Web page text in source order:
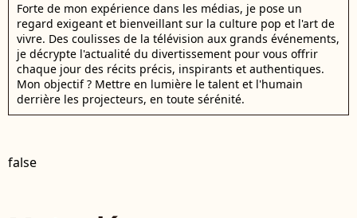
Forte de mon expérience dans les médias, je pose un
regard exigeant et bienveillant sur la culture pop et l'art de
vivre. Des coulisses de la télévision aux grands événements,
je décrypte l'actualité du divertissement pour vous offrir
chaque jour des récits précis, inspirants et authentiques.
Mon objectif ? Mettre en lumière le talent et l'humain
derrière les projecteurs, en toute sérénité.
false